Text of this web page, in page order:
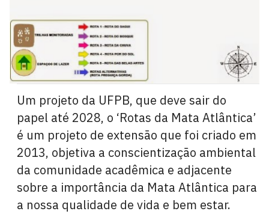
Um projeto da UFPB, que deve sair do
papel até 2028, o ‘Rotas da Mata Atlântica’
é um projeto de extensão que foi criado em
2013, objetiva a conscientização ambiental
da comunidade acadêmica e adjacente
sobre a importância da Mata Atlântica para
a nossa qualidade de vida e bem estar.